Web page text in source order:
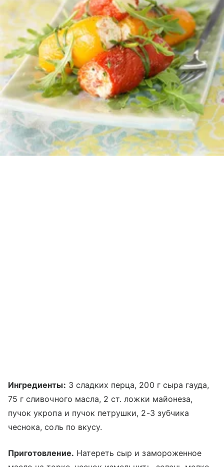
Ингредиенты: 3 сладких перца, 200 г сыра гауда,
75 г сливочного масла, 2 ст. ложки майонеза,
пучок укропа и пучок петрушки, 2-3 зубчика
чеснока, соль по вкусу.
Приготовление. Натереть сыр и замороженное